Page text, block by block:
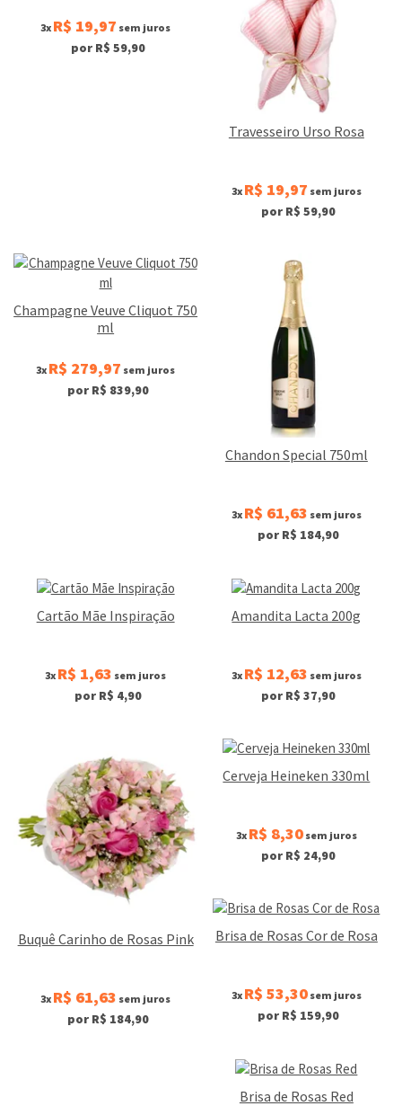
3x R$ 19,97 sem juros
por R$ 59,90
Travesseiro Urso Rosa
3x R$ 19,97 sem juros
por R$ 59,90
Champagne Veuve Cliquot 750
ml
3x R$ 279,97 sem juros
por R$ 839,90
Chandon Special 750ml
3x R$ 61,63 sem juros
por R$ 184,90
Cartão Mãe Inspiração
3x R$ 1,63 sem juros
por R$ 4,90
Amandita Lacta 200g
3x R$ 12,63 sem juros
por R$ 37,90
Buquê Carinho de Rosas Pink
3x R$ 61,63 sem juros
por R$ 184,90
Cerveja Heineken 330ml
3x R$ 8,30sem juros
por R$ 24,90
Brisa de Rosas Cor de Rosa
3x R$ 53,30sem juros
por R$ 159,90
Brisa de Rosas Red